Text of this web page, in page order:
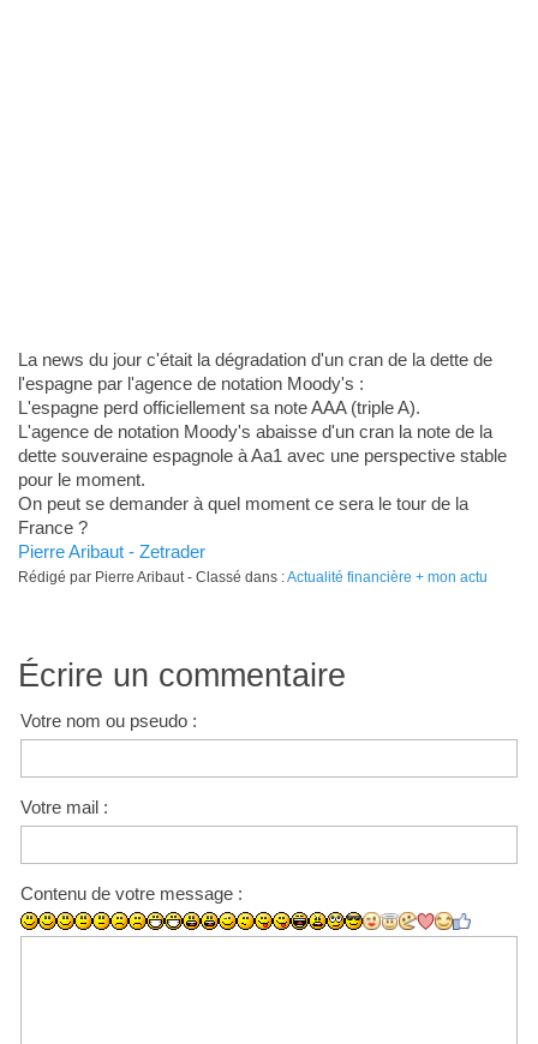
La news du jour c'était la dégradation d'un cran de la dette de
l'espagne par l'agence de notation Moody's :
L'espagne perd officiellement sa note AAA (triple A).
L'agence de notation Moody's abaisse d'un cran la note de la
dette souveraine espagnole à Aa1 avec une perspective stable
pour le moment.
On peut se demander à quel moment ce sera le tour de la
France ?
Pierre Aribaut - Zetrader
Rédigé par Pierre Aribaut - Classé dans :Actualité financière + mon actu
Écrire un commentaire
Votre nom ou pseudo :
Votre mail :
Contenu de votre message :